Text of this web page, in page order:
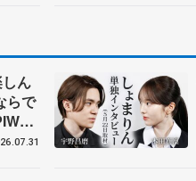
ん
らで
前